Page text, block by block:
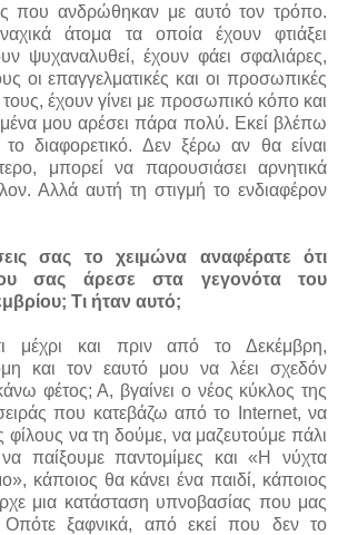
που ανδρώθηκαν με αυτό τον τρόπο.
άτομα τα οποία έχουν φτιάξει
ψυχαναλυθεί, έχουν φάει σφαλιάρες,
οι επαγγελματικές και οι προσωπικές
τους, έχουν γίνει με προσωπικό κόπο και
μου αρέσει πάρα πολύ. Εκεί βλέπω
το διαφορετικό. Δεν ξέρω αν θα είναι
μπορεί να παρουσιάσει αρνητικά
Αλλά αυτή τη στιγμή το ενδιαφέρον
σας το χειμώνα αναφέρατε ότι
σας άρεσε στα γεγονότα του
Τι ήταν αυτό;
μέχρι και πριν από το Δεκέμβρη,
και τον εαυτό μου να λέει σχεδόν
φέτος; Α, βγαίνει ο νέος κύκλος της
που κατεβάζω από το Internet, να
φίλους να τη δούμε, να μαζευτούμε πάλι
παίξουμε παντομίμες και «Η νύχτα
κάποιος θα κάνει ένα παιδί, κάποιος
μια κατάσταση υπνοβασίας που μας
Οπότε ξαφνικά, από εκεί που δεν το